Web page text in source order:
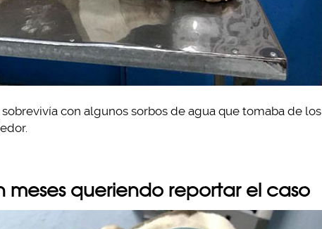
con algunos sorbos de agua que tomaba de los
meses queriendo reportar el caso